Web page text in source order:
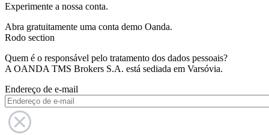
Experimente a nossa conta.
Abra gratuitamente uma conta demo Oanda.
Rodo section
Quem é o responsável pelo tratamento dos dados pessoais?
A OANDA TMS Brokers S.A. está sediada em Varsóvia.
Endereço de e-mail